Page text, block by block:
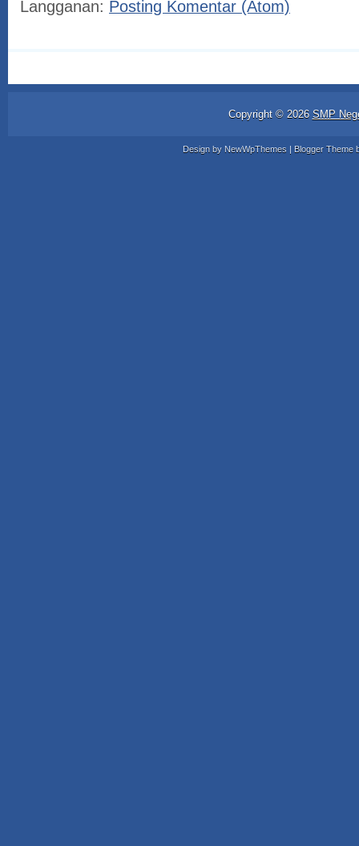
Langganan: Posting Komentar (Atom)
Copyright © 2026 SMP
Design by NewWpThemes | Blogger Theme